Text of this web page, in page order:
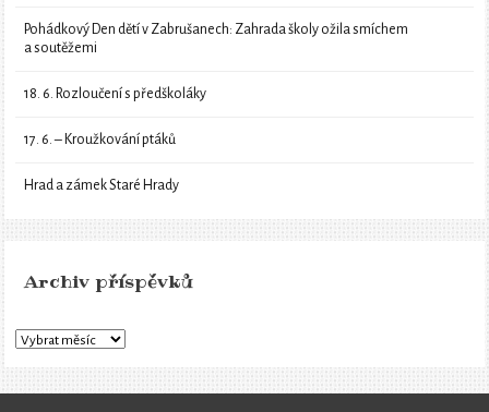
Pohádkový Den dětí v Zabrušanech: Zahrada školy ožila smíchem
a soutěžemi
18. 6. Rozloučení s předškoláky
17. 6. – Kroužkování ptáků
Hrad a zámek Staré Hrady
Archiv příspěvků